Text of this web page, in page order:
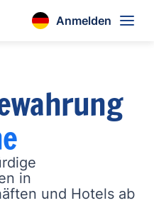
Anmelden
in
und Hotels ab